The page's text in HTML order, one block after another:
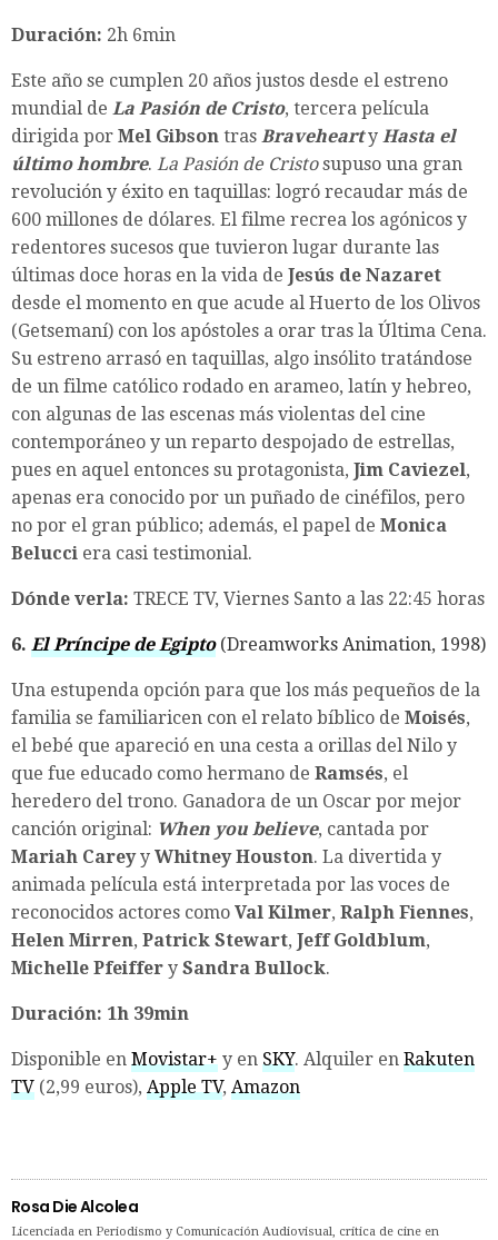
Duración: 2h 6min
Este año se cumplen 20 años justos desde el estreno
mundial de La Pasión de Cristo, tercera película
dirigida por Mel Gibson tras Bravehearty Hasta el
último hombre. La Pasión de Cristosupuso una gran
revolución y éxito en taquillas: logró recaudar más de
600 millones de dólares.​ El filme recrea los agónicos y
redentores sucesos que tuvieron lugar durante las
últimas doce horas en la vida de Jesús de Nazaret
desde el momento en que acude al Huerto de los Olivos
(Getsemaní) con los apóstoles a orar tras la Última Cena.
Su estreno arrasó en taquillas, algo insólito tratándose
de un filme católico rodado en arameo, latín y hebreo,
con algunas de las escenas más violentas del cine
contemporáneo y un reparto despojado de estrellas,
pues en aquel entonces su protagonista, Jim Caviezel,
apenas era conocido por un puñado de cinéfilos, pero
no por el gran público; además, el papel de Monica
Belucci era casi testimonial.
Dónde verla: TRECE TV, Viernes Santo a las 22:45 horas
6. El Príncipe de Egipto(Dreamworks Animation, 1998)
Una estupenda opción para que los más pequeños de la
familia se familiaricen con el relato bíblico de Moisés,
el bebé que apareció en una cesta a orillas del Nilo y
que fue educado como hermano de Ramsés, el
heredero del trono. Ganadora de un Oscar por mejor
canción original: When you believe, cantada por
Mariah Careyy Whitney Houston. La divertida y
animada película está interpretada por las voces de
reconocidos actores como Val Kilmer, Ralph Fiennes,
Helen Mirren, Patrick Stewart, Jeff Goldblum,
Michelle Pfeiffer y Sandra Bullock.
Duración: 1h 39min
Disponible en Movistar+ y en SKY. Alquiler en Rakuten
TV (2,99 euros), Apple TV, Amazon
Rosa Die Alcolea
Licenciada en Periodismo y Comunicación Audiovisual, crítica de cine en